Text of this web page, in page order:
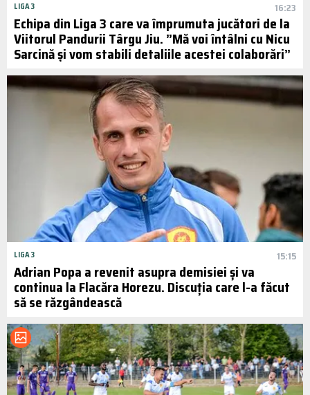
LIGA 3 16:23
Echipa din Liga 3 care va împrumuta jucători de la
Viitorul Pandurii Târgu Jiu. ”Mă voi întâlni cu Nicu
Sarcină și vom stabili detaliile acestei colaborări”
LIGA 3 15:15
Adrian Popa a revenit asupra demisiei și va
continua la Flacăra Horezu. Discuția care l-a făcut
să se răzgândească